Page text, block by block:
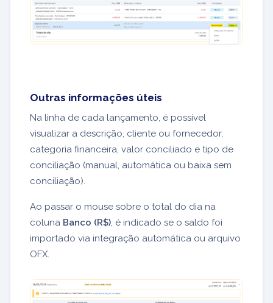
Outras informações úteis
Na linha de cada lançamento, é possível
visualizar a descrição, cliente ou fornecedor,
categoria financeira, valor conciliado e tipo de
conciliação (manual, automática ou baixa sem
conciliação).
Ao passar o mouse sobre o total do dia na
coluna Banco (R$), é indicado se o saldo foi
importado via integração automática ou arquivo
OFX.